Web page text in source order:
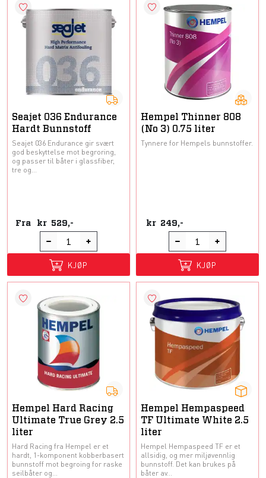
Seajet 036 Endurance
Hardt Bunnstoff
Seajet 036 Endurance gir svært
god beskyttelse mot begroring,
og passer til båter i glassfiber,
tre og...
Fra kr 529,-
KJØP
Hempel Thinner 808
(No 3) 0.75 liter
Tynnere for Hempels bunnstoffer.
kr 249,-
KJØP
Hempel Hard Racing
Ultimate True Grey 2.5
liter
Hard Racing fra Hempel er et
hardt, 1-komponent kobberbasert
bunnstoff mot begroing for raske
seilbåter og...
Hempel Hempaspeed
TF Ultimate White 2.5
liter
Hempel Hempaspeed TF er et
allsidig, og mer miljøvennlig
bunnstoff. Det kan brukes på
båter av...